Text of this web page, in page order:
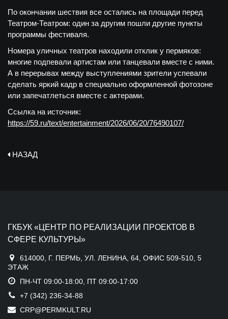
По окончании шествия все остались на площади перед
Театром-Театром: один за другим пошли другие пункты
программы фестиваля.
Номера уличных театров находили отклик у пермяков:
многие подпевали артистам или танцевали вместе с ними.
А в перерывах между выступлениями зрители успевали
сделать яркий кадр в специально оформленной фотозоне
или запечатлеться вместе с актерами.
Ссылка на источник:
https://59.ru/text/entertainment/2026/06/20/76490107/
НАЗАД
ГКБУК «ЦЕНТР ПО РЕАЛИЗАЦИИ ПРОЕКТОВ В
СФЕРЕ КУЛЬТУРЫ»
614000, Г. ПЕРМЬ, УЛ. ЛЕНИНА, 64, ОФИС 509-510, 5
ЭТАЖ
ПН-ЧТ 09:00-18:00, ПТ 09:00-17:00
+7 (342) 236-34-88
CRP@PERMKULT.RU